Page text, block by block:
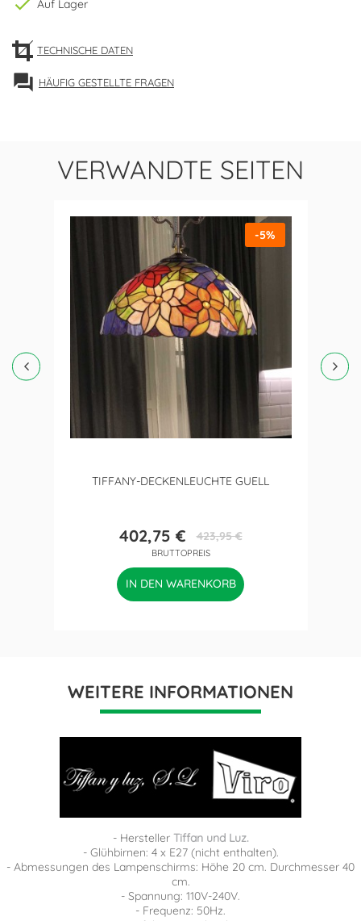
Auf Lager
TECHNISCHE DATEN
forum HÄUFIG GESTELLTE FRAGEN
VERWANDTE SEITEN
TIFFANY-DECKENLEUCHTE GUELL
Preis
402,75 €Verkaufspreis
423,95 €
BRUTTOPREIS
-5%
IN DEN WARENKORB
WEITERE INFORMATIONEN
- Hersteller Tiffan und Luz.
- Glühbirnen: 4 x E27 (nicht enthalten).
- Abmessungen des Lampenschirms: Höhe 20 cm. Durchmesser 40
cm.
- Spannung: 110V-240V.
- Frequenz: 50Hz.